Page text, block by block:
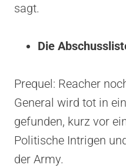
sagt.
Die
Prequel: Reacher
General wird tot in
gefunden, kurz vor
Politische Intrigen
der Army.